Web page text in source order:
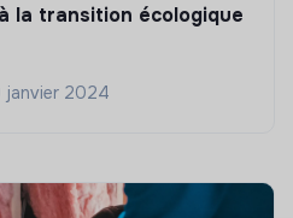
la transition écologique
janvier 2024